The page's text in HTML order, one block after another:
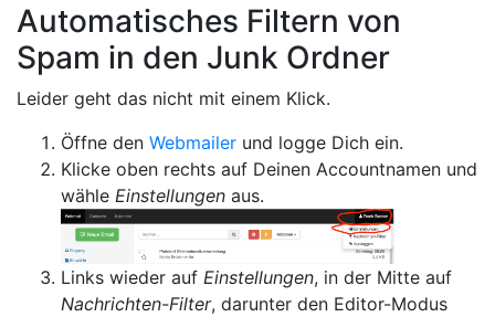
Automatisches Filtern von
Spam in den Junk Ordner
Leider geht das nicht mit einem Klick.
Öffne den Webmailer und logge Dich ein.
Klicke oben rechts auf Deinen Accountnamen und
wähle Einstellungen aus.
Links wieder auf Einstellungen, in der Mitte auf
Nachrichten-Filter, darunter den Editor-Modus